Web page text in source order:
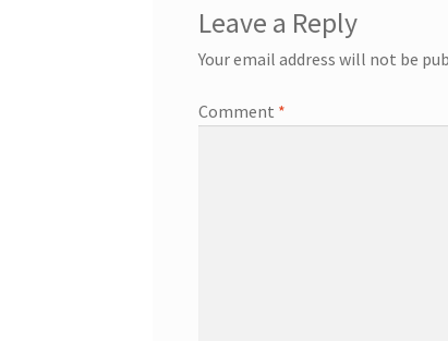
Leave a Reply
Your email address will not be
Comment *